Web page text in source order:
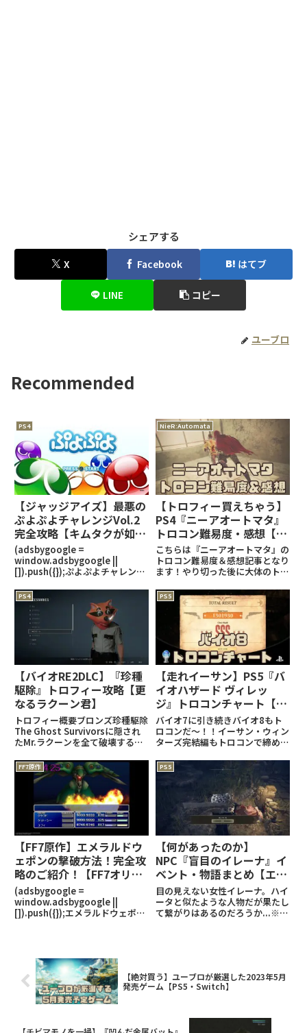
シェアする
X Facebook はてブ
LINE コピー
ユーブロ
Recommended
PS4
【ジャッジアイズ】最悪の
ぷよぷよチャレンジVol.2
完全攻略【キムタクが如
く】激ムズ
(adsbygoogle =
window.adsbygoogle ||
[]).push({});ぷよぷよチャレンジ
ぷよマシーンで、全てのキャラク
ターを倒すこと。ランク銀なので
初めは当然敵キャラはランダム
NieR:Automata
【トロフィー買えちゃう】
PS4『ニーアオートマタ』
トロコン難易度・感想【ト
ロフィー記事】
こちらは『ニーアオートマタ』の
トロコン難易度＆感想記事となり
ます！やり切った後に大体のトロ
※この記事はネタバレが含まれて
いる可能性があります。『ニーア
オートマタ』関連の記事はこち
ら！トロコンチャート記事はこち
ら
PS4
【バイオRE2DLC】『珍種
駆除』トロフィー攻略【更
なるラクーン君】
トロフィー概要ブロンズ珍種駆除
The Ghost Survivorsに隠され
たMr.ラクーンを全て破壊する
window.adsbygoogle ||
[]).push({});トロフィー攻略3つ
のDLCから全
PS5
【走れイーサン】PS5『バ
イオハザード ヴィレッ
ジ』トロコンチャート【ト
ロフィー攻略】【バイオ
8】
バイオ7に引き続きバイオ8もト
ロコンだ～！！イーサン・ウィン
ターズ完結編もトロコンで締める
加の"マーセナリーズ"が鬼門と
なっていると感じました...笑バイ
オハザード8関連の記事はこち
ら！トロコン難易度＆感想はこ
FF7原作
【FF7原作】エメラルドウ
ェポンの撃破方法！完全攻
略のご紹介！【FF7オリジ
ナル】
(adsbygoogle =
window.adsbygoogle ||
[]).push({});エメラルドウェポン
強さは裏ボスレベルなので、迂闊
PS5
【何があったのか】
NPC『盲目のイレーナ』イ
ベント・物語まとめ【エル
デンリング攻略】
目の見えない女性イレーナ。ハイ
ータと似たような人物だが果たし
て繋がりはあるのだろうか...※こ
【絶対買う】ユーブロが厳選した2023年5月
発売ゲーム【PS5・Switch】